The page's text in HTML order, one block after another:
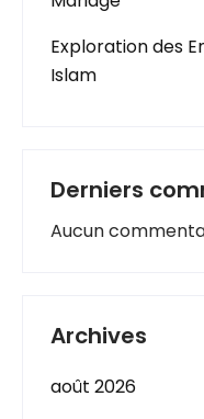
Exploration des
Islam
Derniers
Aucun
Archives
août 2026